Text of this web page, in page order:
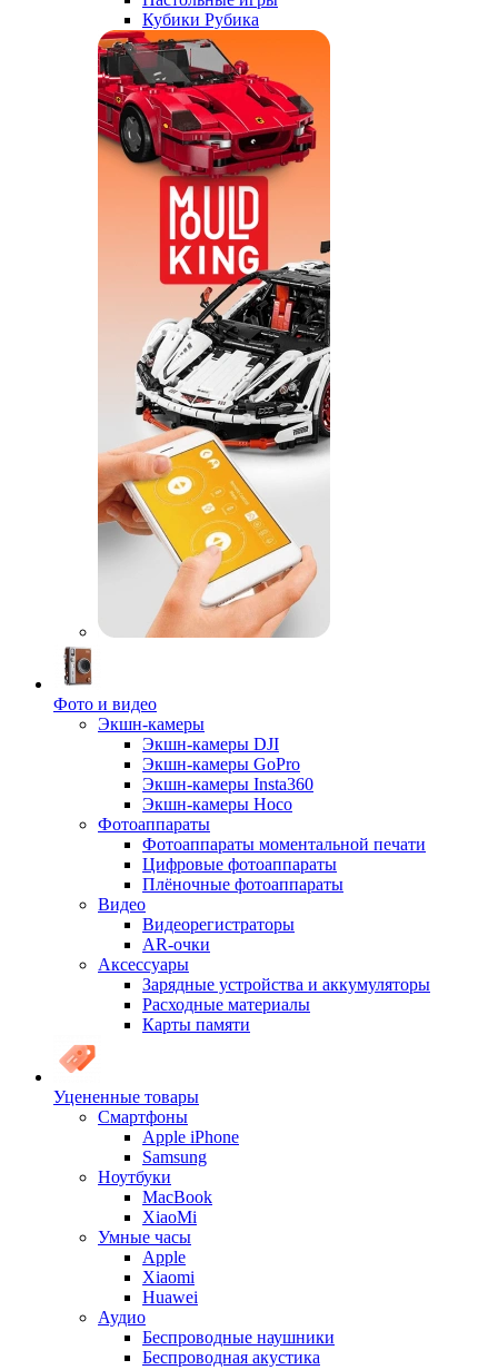
Кубики Рубика
Фото и видео
Экшн-камеры
Экшн-камеры DJI
Экшн-камеры GoPro
Экшн-камеры Insta360
Экшн-камеры Hoco
Фотоаппараты
Фотоаппараты моментальной печати
Цифровые фотоаппараты
Плёночные фотоаппараты
Видео
Видеорегистраторы
AR-очки
Аксессуары
Зарядные устройства и аккумуляторы
Расходные материалы
Карты памяти
Уцененные товары
Cмартфоны
Apple iPhone
Samsung
Ноутбуки
MacBook
XiaoMi
Умные часы
Apple
Xiaomi
Huawei
Аудио
Беспроводные наушники
Беспроводная акустика